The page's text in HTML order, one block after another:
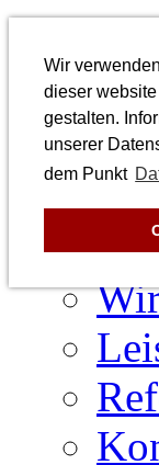
Wir
dieser
gestalten.
unserer
dem Punkt